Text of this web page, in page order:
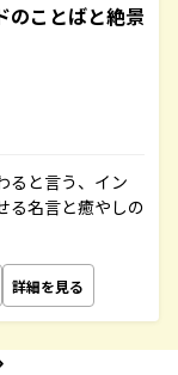
のことばと絶景
ると言う、イン
る名言と癒やしの
詳細を見る